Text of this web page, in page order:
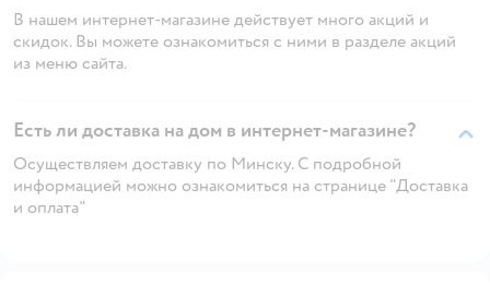
В нашем интернет-магазине действует много акций и
скидок. Вы можете ознакомиться с ними в разделе акций
из меню сайта.
Есть ли доставка на дом в интернет-магазине?
Осуществляем доставку по Минску. С подробной
информацией можно ознакомиться на странице "Доставка
и оплата"